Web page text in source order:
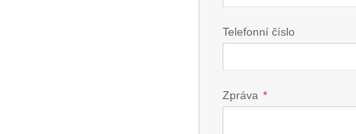
Telefonní číslo
Zpráva *